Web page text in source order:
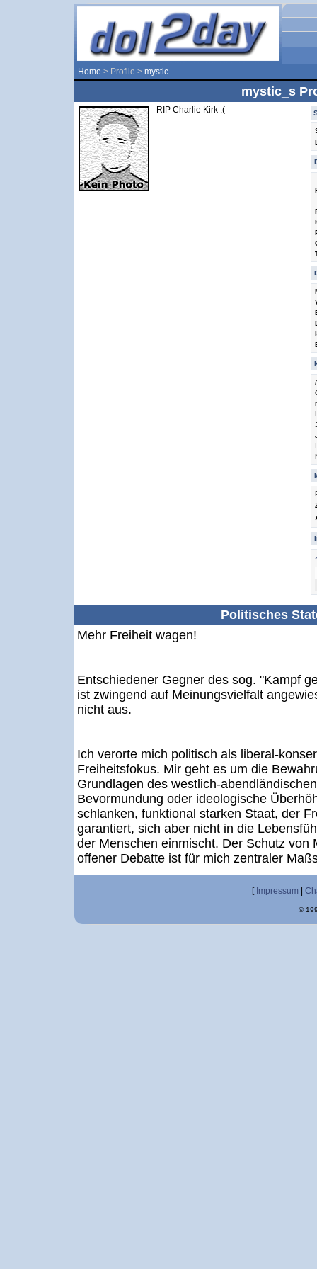
Home > Profile > mystic_
mystic_s
RIP Charlie Kirk :(
Politisches
Mehr Freiheit wagen!
Entschiedener Gegner des sog. "Kampf
ist zwingend auf Meinungsvielfalt
nicht aus.
Ich verorte mich politisch als liberal-
Freiheitsfokus. Mir geht es um die
Grundlagen des westlich-
Bevormundung oder ideologische
schlanken, funktional starken Staat, der
garantiert, sich aber nicht in die
der Menschen einmischt. Der Schutz von
offener Debatte ist für mich zentraler
[ Impressum
©